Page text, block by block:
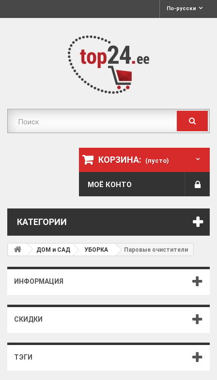
По-русски
КОРЗИНА: (пусто)
МОЁ КОНТО
КАТЕГОРИИ
ДОМ и САД УБОРКА Паровые очистители
ИНФОРМАЦИЯ
СКИДКИ
ТЭГИ